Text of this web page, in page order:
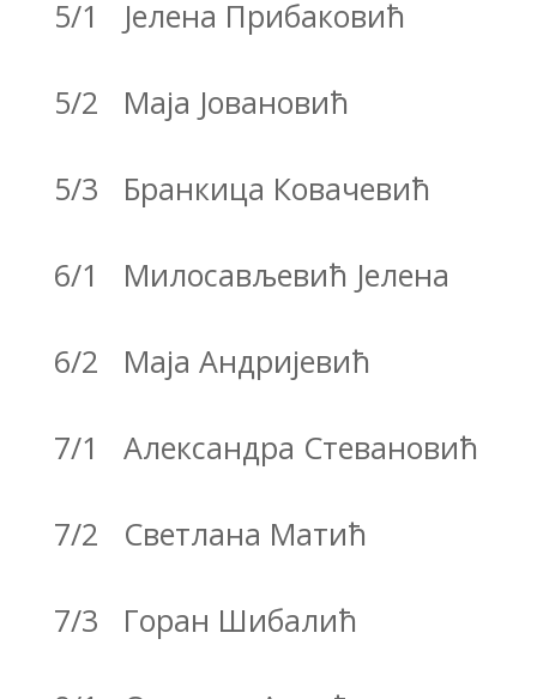
5/1 Јелена Прибаковић
5/2 Mаја Јовановић
5/3 Бранкица Ковачевић
6/1 Милосављевић Јелена
6/2 Маја Андријевић
7/1 Aлександра Стевановић
7/2 Светлана Матић
7/3 Горан Шибалић